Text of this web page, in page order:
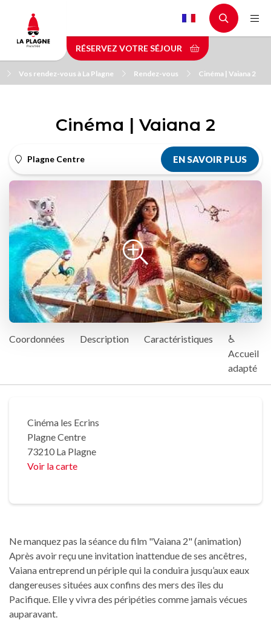
contenu
principal
RÉSERVEZ VOTRE SÉJOUR
Vos rendez-vous à La Plagne Rendez-vous Cinéma | Vaiana 2
Cinéma | Vaiana 2
Plagne Centre EN SAVOIR PLUS
Coordonnées Description Caractéristiques
♿
Accueil
adapté
Cinéma les Ecrins
Plagne Centre
73210 La Plagne
Voir la carte
Ne manquez pas la séance du film "Vaiana 2" (animation)
Après avoir reçu une invitation inattendue de ses ancêtres,
Vaiana entreprend un périple qui la conduira jusqu’aux eaux
dangereuses situées aux confins des mers des îles du
Pacifique. Elle y vivra des péripéties comme jamais vécues
auparavant.